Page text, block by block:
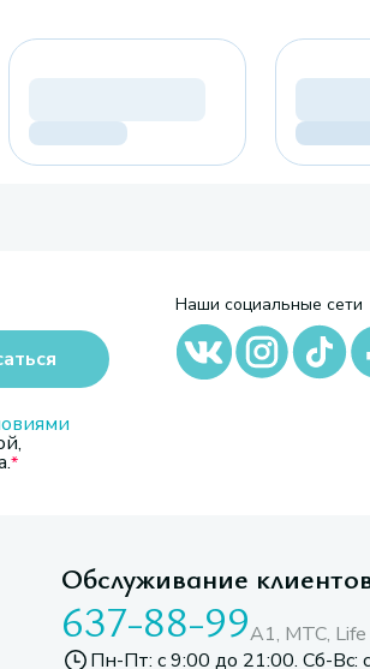
Наши социальные сети
Обслуживание
637-88-99A1, МТС, Life
Пн-Пт: с 9:00 до 21:00. Сб-Вс: